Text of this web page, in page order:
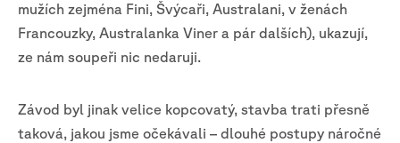
mužích zejména Fini, Švýcaři, Australani, v ženách
Francouzky, Australanka Viner a pár dalších), ukazují,
ze nám soupeři nic nedaruji.
Závod byl jinak velice kopcovatý, stavba trati přesně
taková, jakou jsme očekávali – dlouhé postupy náročné